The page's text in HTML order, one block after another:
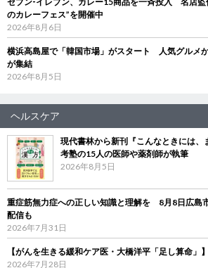
のカレーフェス”を開催中
2026年8月6日
横浜高島屋で「韓国市場」がスタート 人気グルメ
が集結
2026年8月5日
ヘルスケア
現代書林から新刊『こんなときには
考塾の15人の医師や薬剤師が執筆
2026年8月5日
重症筋無力症への正しい知識と理解を 8月8日広島
配信も
2026年7月31日
【がんを生きる緩和ケア医・大橋洋平「足し算命」
2026年7月28日